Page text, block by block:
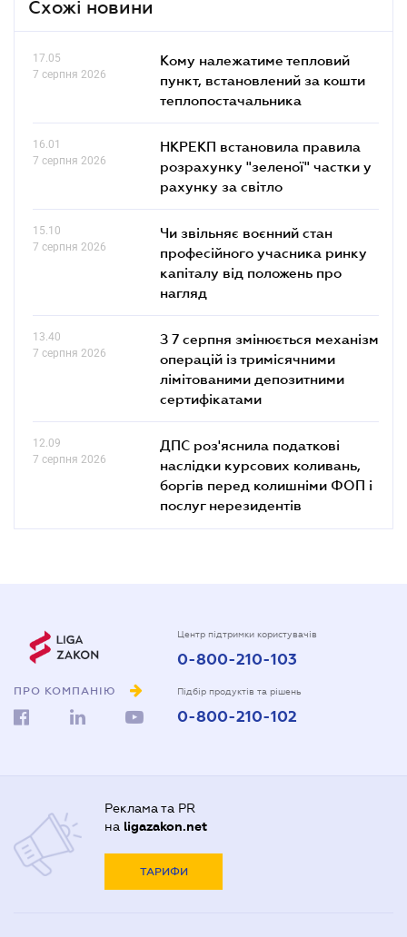
Схожі новини
17.05
7 серпня 2026
Кому належатиме тепловий
пункт, встановлений за кошти
теплопостачальника
16.01
7 серпня 2026
НКРЕКП встановила правила
розрахунку "зеленої" частки у
рахунку за світло
15.10
7 серпня 2026
Чи звільняє воєнний стан
професійного учасника ринку
капіталу від положень про
нагляд
13.40
7 серпня 2026
З 7 серпня змінюється механізм
операцій із тримісячними
лімітованими депозитними
сертифікатами
12.09
7 серпня 2026
ДПС роз'яснила податкові
наслідки курсових коливань,
боргів перед колишніми ФОП і
послуг нерезидентів
ПРО КОМПАНІЮ
Центр підтримки користувачів
0-800-210-103
Підбір продуктів та рішень
0-800-210-102
Реклама та PR
на ligazakon.net
ТАРИФИ